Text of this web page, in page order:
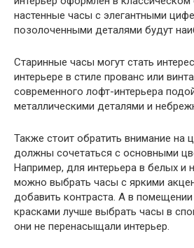
настенные часы с элегантными
позолоченными деталями будут
Старинные часы могут стать
интерьере в стиле прованс или
современного лофт-интерьера
металлическими деталями и
Также стоит обратить внимание на
должны сочетаться с основными
Например, для интерьера в белых и
можно выбрать часы с яркими
добавить контраста. А в
красками лучше выбрать часы в
они не перенасыщали интерьер.